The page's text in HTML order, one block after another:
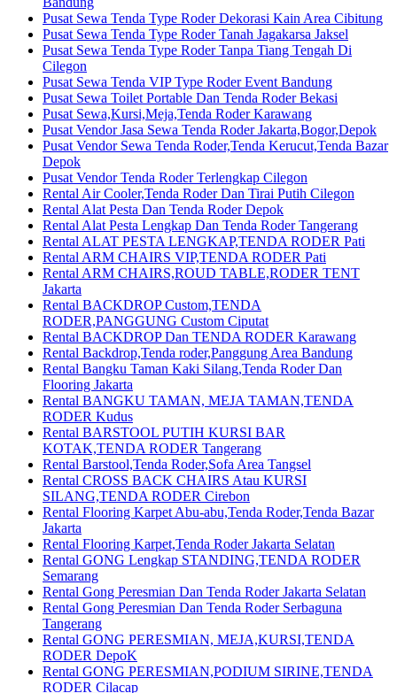
Pusat Sewa Tenda Type Roder Dekorasi Kain Area Cibitung
Pusat Sewa Tenda Type Roder Tanah Jagakarsa Jaksel
Pusat Sewa Tenda Type Roder Tanpa Tiang Tengah Di
Cilegon
Pusat Sewa Tenda VIP Type Roder Event Bandung
Pusat Sewa Toilet Portable Dan Tenda Roder Bekasi
Pusat Sewa,Kursi,Meja,Tenda Roder Karawang
Pusat Vendor Jasa Sewa Tenda Roder Jakarta,Bogor,Depok
Pusat Vendor Sewa Tenda Roder,Tenda Kerucut,Tenda Bazar
Depok
Pusat Vendor Tenda Roder Terlengkap Cilegon
Rental Air Cooler,Tenda Roder Dan Tirai Putih Cilegon
Rental Alat Pesta Dan Tenda Roder Depok
Rental Alat Pesta Lengkap Dan Tenda Roder Tangerang
Rental ALAT PESTA LENGKAP,TENDA RODER Pati
Rental ARM CHAIRS VIP,TENDA RODER Pati
Rental ARM CHAIRS,ROUD TABLE,RODER TENT
Jakarta
Rental BACKDROP Custom,TENDA
RODER,PANGGUNG Custom Ciputat
Rental BACKDROP Dan TENDA RODER Karawang
Rental Backdrop,Tenda roder,Panggung Area Bandung
Rental Bangku Taman Kaki Silang,Tenda Roder Dan
Flooring Jakarta
Rental BANGKU TAMAN, MEJA TAMAN,TENDA
RODER Kudus
Rental BARSTOOL PUTIH KURSI BAR
KOTAK,TENDA RODER Tangerang
Rental Barstool,Tenda Roder,Sofa Area Tangsel
Rental CROSS BACK CHAIRS Atau KURSI
SILANG,TENDA RODER Cirebon
Rental Flooring Karpet Abu-abu,Tenda Roder,Tenda Bazar
Jakarta
Rental Flooring Karpet,Tenda Roder Jakarta Selatan
Rental GONG Lengkap STANDING,TENDA RODER
Semarang
Rental Gong Peresmian Dan Tenda Roder Jakarta Selatan
Rental Gong Peresmian Dan Tenda Roder Serbaguna
Tangerang
Rental GONG PERESMIAN, MEJA,KURSI,TENDA
RODER DepoK
Rental GONG PERESMIAN,PODIUM SIRINE,TENDA
RODER Cilacap